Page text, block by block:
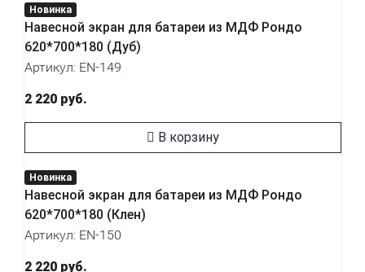
Новинка
Навесной экран для батареи из МДФ Рондо
620*700*180 (Дуб)
Артикул: EN-149
2 220 руб.
В корзину
Новинка
Навесной экран для батареи из МДФ Рондо
620*700*180 (Клен)
Артикул: EN-150
2 220 руб.